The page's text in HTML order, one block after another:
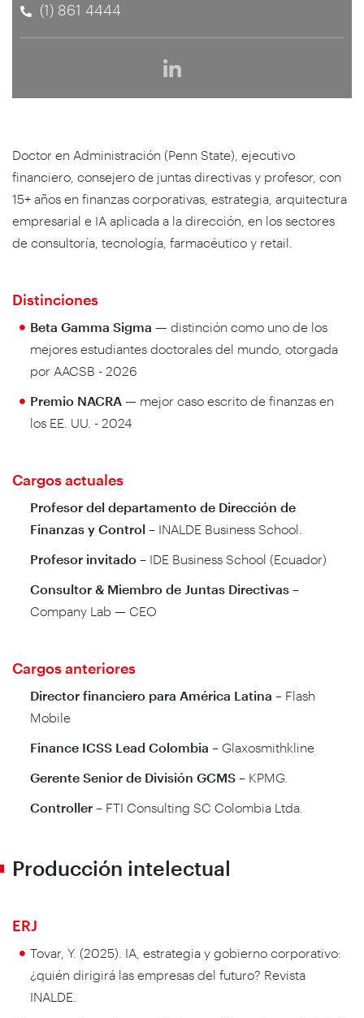
(1) 861 4444
Doctor en Administración (Penn State), ejecutivo
financiero, consejero de juntas directivas y profesor, con
15+ años en finanzas corporativas, estrategia, arquitectura
empresarial e IA aplicada a la dirección, en los sectores
de consultoría, tecnología, farmacéutico y retail.
Distinciones
Beta Gamma Sigma — distinción como uno de los
mejores estudiantes doctorales del mundo, otorgada
por AACSB - 2026
Premio NACRA — mejor caso escrito de finanzas en
los EE. UU. - 2024
Cargos actuales
Profesor del departamento de Dirección de
Finanzas y Control – INALDE Business School.
Profesor invitado – IDE Business School (Ecuador)
Consultor & Miembro de Juntas Directivas –
Company Lab — CEO
Cargos anteriores
Director financiero para América Latina – Flash
Mobile
Finance ICSS Lead Colombia – Glaxosmithkline
Gerente Senior de División GCMS – KPMG.
Controller – FTI Consulting SC Colombia Ltda.
Producción intelectual
ERJ
Tovar, Y. (2025). IA, estrategia y gobierno corporativo:
¿quién dirigirá las empresas del futuro? Revista
INALDE.